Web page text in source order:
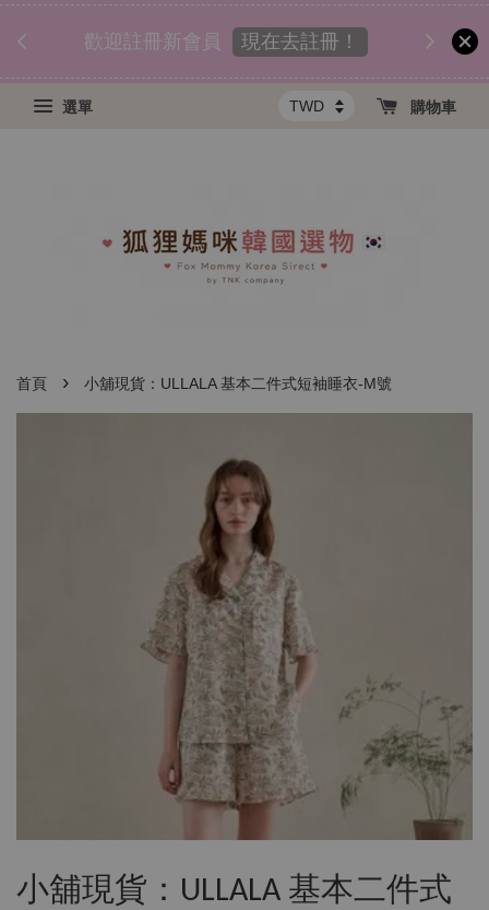
知 歡迎註冊新會員 現在去註冊！
匯款後
選單 購物車
首頁 › 小舖現貨：ULLALA 基本二件式短袖睡衣-M號
小舖現貨：ULLALA 基本二件式